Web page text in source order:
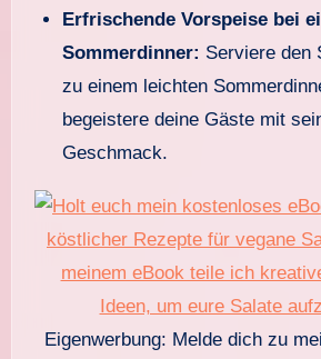
Erfrischende Vorspeise bei
Sommerdinner: Serviere den
zu einem leichten
begeistere deine Gäste mit
Geschmack.
Eigenwerbung: Melde dich zu